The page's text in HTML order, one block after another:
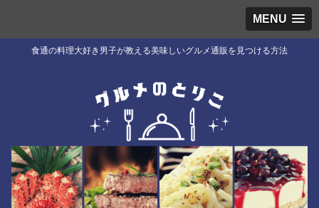
MENU
食通の料理大好き男子が教える美味しいグルメ通販を見つける方法